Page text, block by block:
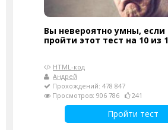
Вы невероятно умны, если
пройти этот тест на 10 из
HTML-код
Андрей
Прохождений: 478 847
Просмотров: 906 786
241
Пройти тест